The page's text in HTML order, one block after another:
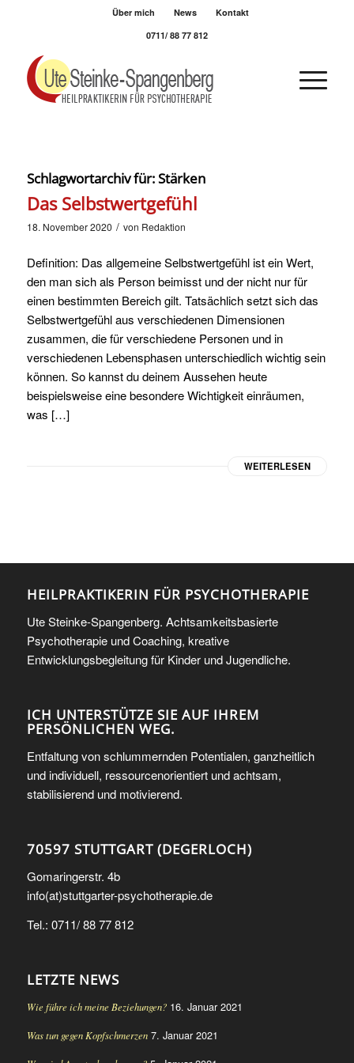
Über mich News
Kontakt
0711/ 88 77 812
Schlagwortarchiv für:Stärken
Das Selbstwertgefühl
18. November 2020 / von Redaktion
Definition: Das allgemeine Selbstwertgefühl ist ein Wert,
den man sich als Person beimisst und der nicht nur für
einen bestimmten Bereich gilt. Tatsächlich setzt sich das
Selbstwertgefühl aus verschiedenen Dimensionen
zusammen, die für verschiedene Personen und in
verschiedenen Lebensphasen unterschiedlich wichtig sein
können. So kannst du deinem Aussehen heute
beispielsweise eine besondere Wichtigkeit einräumen,
was […]
WEITERLESEN
HEILPRAKTIKERIN FÜR PSYCHOTHERAPIE
Ute Steinke-Spangenberg. Achtsamkeitsbasierte
Psychotherapie und Coaching, kreative
Entwicklungsbegleitung für Kinder und Jugendliche.
ICH UNTERSTÜTZE SIE AUF IHREM
PERSÖNLICHEN WEG.
Entfaltung von schlummernden Potentialen, ganzheitlich
und individuell, ressourcenorientiert und achtsam,
stabilisierend und motivierend.
70597 STUTTGART (DEGERLOCH)
Gomaringerstr. 4b
info(at)stuttgarter-psychotherapie.de
Tel.: 0711/ 88 77 812
LETZTE NEWS
Wie führe ich meine Beziehungen? 16. Januar 2021
Was tun gegen Kopfschmerzen 7. Januar 2021